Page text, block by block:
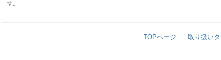
す。
TOPページ 取り扱い